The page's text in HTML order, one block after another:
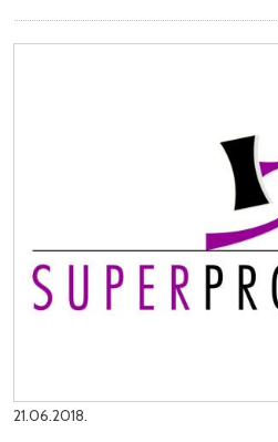
21.06.2018.